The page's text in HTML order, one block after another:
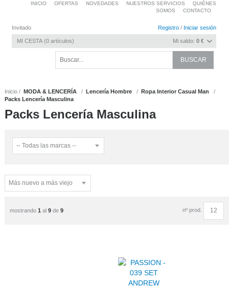
Invitado Registro / Iniciar sesión
MI CESTA 0 artículos Mi saldo: 0 €
INICIO OFERTAS NOVEDADES NUESTROS SERVICIOS
QUIÉNES
SOMOS
CONTACTO
Inicio MODA & LENCERÍA Lencería Hombre
Ropa Interior Casual Man
Packs Lencería Masculina
Packs Lencería Masculina
mostrando 1 al 9de 9 nº prod.